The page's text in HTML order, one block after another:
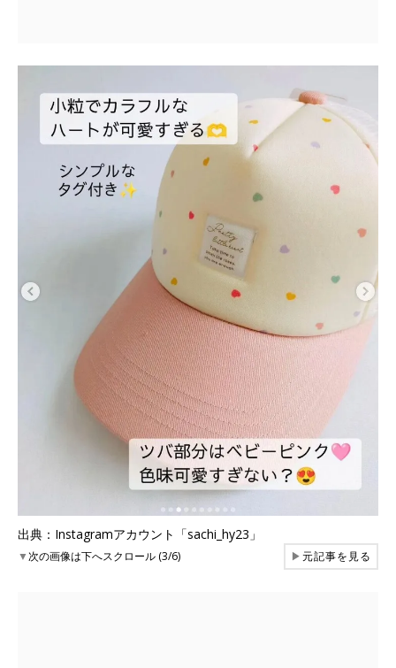
出典：Instagramアカウント「sachi_hy23」
▼次の画像は下へスクロール (3/6) ▶元記事を見る